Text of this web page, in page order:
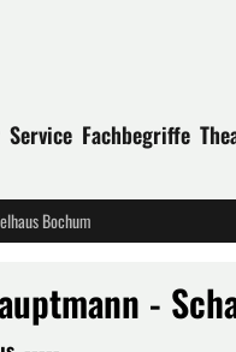
Service Fachbegriffe
Bochum
-